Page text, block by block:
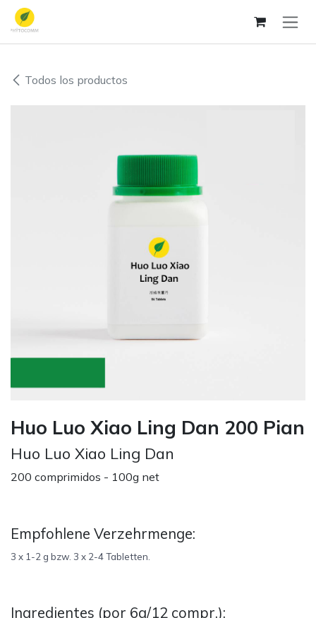
Ir al contenido
Todos los productos
Huo Luo Xiao Ling Dan 200 Pian
Huo Luo Xiao Ling Dan
200 comprimidos - 100g net
Empfohlene Verzehrmenge:
3 x 1-2 g bzw. 3 x 2-4 Tabletten.
Ingredientes (por 6g/12 compr.):